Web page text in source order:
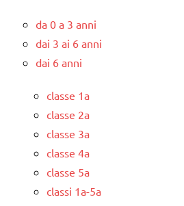
da 0 a 3 anni
dai 3 ai 6 anni
dai 6 anni
classe 1a
classe 2a
classe 3a
classe 4a
classe 5a
classi 1a-5a